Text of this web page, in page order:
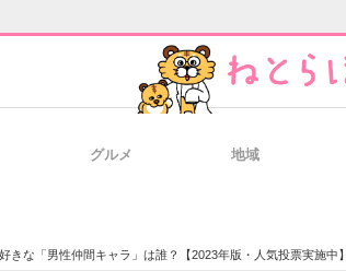
グルメ 地域
きな「男性仲間キャラ」は誰？【2023年版・人気投票実施中】